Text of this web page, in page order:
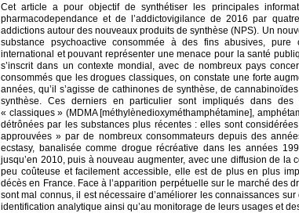
Cet article a pour objectif de synthétiser les principales
pharmacodependance et de l’addictovigilance de 2016 par
addictions autour des nouveaux produits de synthèse (NPS). Un
substance psychoactive consommée à des fins abusives,
international et pouvant représenter une menace pour la santé
s’inscrit dans un contexte mondial, avec de nombreux pays
consommés que les drogues classiques, on constate une forte
années, qu’il s’agisse de cathinones de synthèse, de
synthèse. Ces derniers en particulier sont impliqués dans
« classiques » (MDMA [méthylènedioxyméthamphétamine],
détrônées par les substances plus récentes : elles sont
approuvées » par de nombreux consommateurs depuis des
ecstasy, banalisée comme drogue récréative dans les années
jusqu’en 2010, puis à nouveau augmenter, avec une diffusion de la
peu coûteuse et facilement accessible, elle est de plus en plus
décès en France. Face à l’apparition perpétuelle sur le marché des
sont mal connus, il est nécessaire d’améliorer les connaissances
identification analytique ainsi qu’au monitorage de leurs usages et